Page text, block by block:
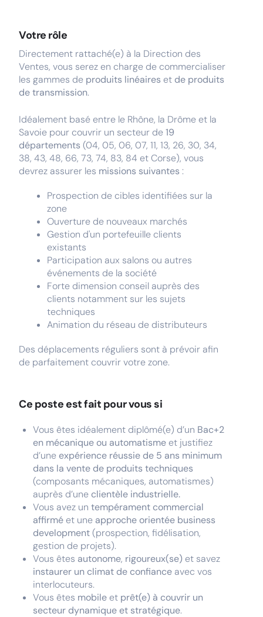
Votre rôle
Directement rattaché(e) à la Direction des
Ventes, vous serez en charge de commercialiser
les gammes de produits linéaires et de produits
de transmission.
Idéalement basé entre le Rhône, la Drôme et la
Savoie pour couvrir un secteur de19
départements (04, 05, 06, 07, 11, 13, 26, 30, 34,
38, 43, 48, 66, 73, 74, 83, 84 et Corse), vous
devrez assurer les missions suivantes :
Prospection de cibles identifiées sur la
zone
Ouverture de nouveaux marchés
Gestion d'un portefeuille clients
existants
Participation aux salons ou autres
événements de la société
Forte dimension conseil auprès des
clients notamment sur les sujets
techniques
Animation du réseau de distributeurs
Des déplacements réguliers sont à prévoir afin
de parfaitement couvrir votre zone.
Ce poste est fait pour vous si
Vous êtes idéalement diplômé(e) d’un Bac+2
en mécanique ou automatisme et justifiez
d’une expérience réussie de 5 ans minimum
dans la vente de produits techniques
(composants mécaniques, automatismes)
auprès d’une clientèle industrielle.
Vous avez un tempérament commercial
affirmé et une approche orientée business
development(prospection, fidélisation,
gestion de projets).
Vous êtes autonome, rigoureux(se) et savez
instaurer un climat de confiance avec vos
interlocuteurs.
Vous êtes mobile et prêt(e) à couvrir un
secteur dynamique et stratégique.